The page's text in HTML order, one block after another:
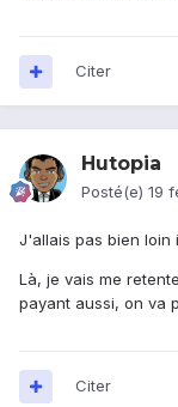
Citer
Hutopia
Posté(e) 19
J'allais pas bien loin
Là, je vais me
payant aussi, on va
Citer